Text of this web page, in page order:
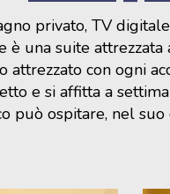
privato, TV
è una suite attrezzata
con ogni
e si affitta a
può ospitare, nel